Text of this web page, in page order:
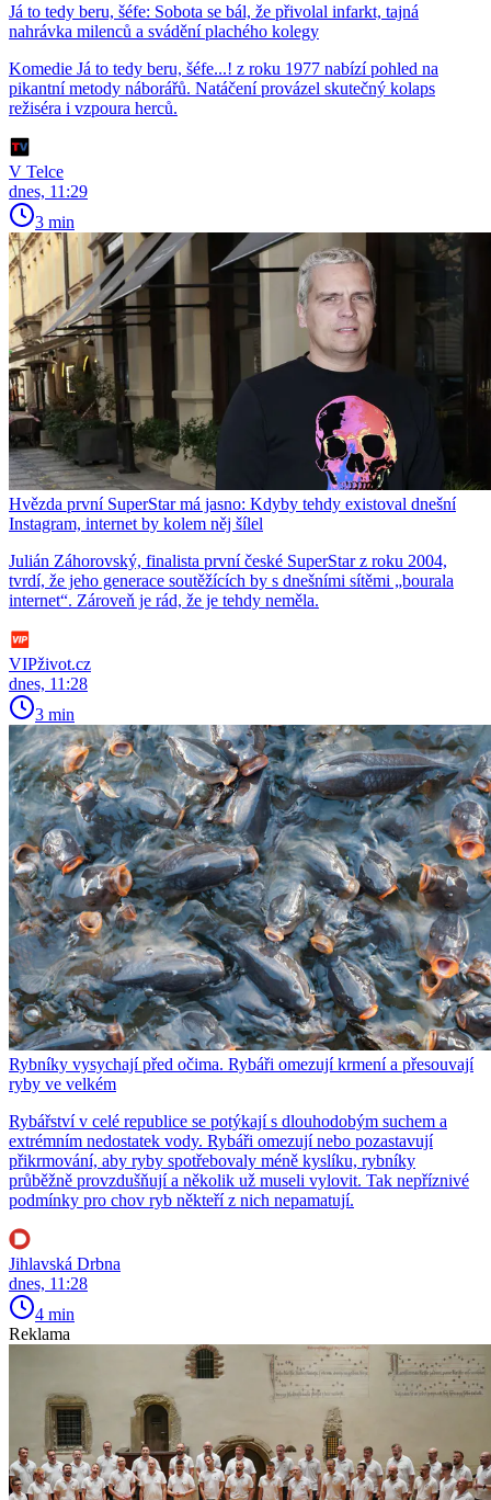
Já to tedy beru, šéfe: Sobota se bál, že přivolal infarkt, tajná
nahrávka milenců a svádění plachého kolegy
Komedie Já to tedy beru, šéfe...! z roku 1977 nabízí pohled na
pikantní metody náborářů. Natáčení provázel skutečný kolaps
režiséra i vzpoura herců.
V Telce
dnes, 11:29
3 min
Hvězda první SuperStar má jasno: Kdyby tehdy existoval dnešní
Instagram, internet by kolem něj šílel
Julián Záhorovský, finalista první české SuperStar z roku 2004,
tvrdí, že jeho generace soutěžících by s dnešními sítěmi „bourala
internet“. Zároveň je rád, že je tehdy neměla.
VIPživot.cz
dnes, 11:28
3 min
Rybníky vysychají před očima. Rybáři omezují krmení a přesouvají
ryby ve velkém
Rybářství v celé republice se potýkají s dlouhodobým suchem a
extrémním nedostatek vody. Rybáři omezují nebo pozastavují
přikrmování, aby ryby spotřebovaly méně kyslíku, rybníky
průběžně provzdušňují a několik už museli vylovit. Tak nepříznivé
podmínky pro chov ryb někteří z nich nepamatují.
Jihlavská Drbna
dnes, 11:28
4 min
Reklama